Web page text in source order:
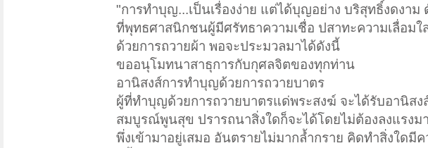
"การทำบุญ...เป็นเรื่องง่าย แต่ได้บุญอย่าง บริสุทธิ์งดงา
ที่พุทธศาสนิกชนผู้มีศรัทธาความเชื่อ ปสาทะความเลื่อม
ด้วยการถวายผ้า พอจะประมวลมาได้ดังนี้
ขออนุโมทนาสาธุการกับกุศลจิตของทุกท่าน
อานิสงส์การทำบุญด้วยการถวายบาตร
ผู้ที่ทำบุญด้วยการถวายบาตรแด่พระสงฆ์ จะได้รับอานิส
สมบูรณ์พูนสุข ปรารถนาสิ่งใดก็จะได้โดยไม่ต้องลงแรง
พึ่งเข้ามาอยู่เสมอ อันตรายไม่มากล้ำกราย คิดทำสิ่งใด